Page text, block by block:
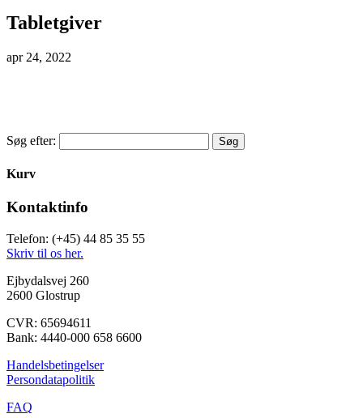
Tabletgiver
apr 24, 2022
Søg efter:
Kurv
Kontaktinfo
Telefon: (+45) 44 85 35 55
Skriv til os her.
Ejbydalsvej 260
2600 Glostrup
CVR: 65694611
Bank: 4440-000 658 6600
Handelsbetingelser
Persondatapolitik
FAQ